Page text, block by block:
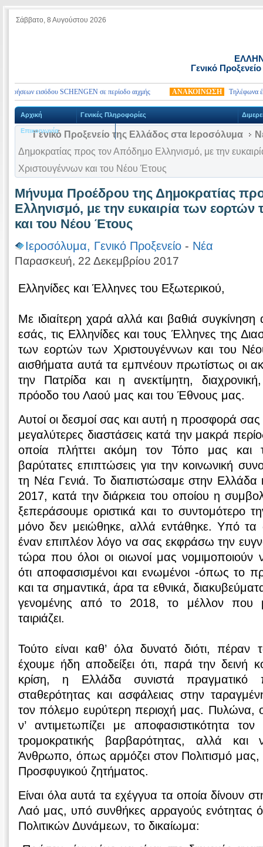
Σάββατο, 8 Αυγούστου 2026
Γενικό
εισόδου SCHENGEN σε περίοδο αιχμής ΑΝΑΚΟΙΝΩΣΗ Τηλέφωνα
Αρχική Γενικές Πληροφορίες
Επικοινωνία
Γενικό Προξενείο της Ελλάδος στα Ιεροσόλυμα
Δημοκρατίας προς τον Απόδημο Ελληνισμό, με την
Χριστουγέννων και του Νέου Έτους
Μήνυμα Προέδρου της Δημοκρατίας
Ελληνισμό, με την ευκαιρία των
και του Νέου Έτους
Ιεροσόλυμα, Γενικό Προξενείο - Νέα
Παρασκευή, 22 Δεκεμβρίου 2017
Ελληνίδες και Έλληνες του Εξωτερικού,
Με ιδιαίτερη χαρά αλλά και βαθιά
εσάς, τις Ελληνίδες και τους Έλληνες της
των εορτών των Χριστουγέννων και του
αισθήματα αυτά τα εμπνέουν πρωτίστως οι
την Πατρίδα και η ανεκτίμητη,
πρόοδο του Λαού μας και του Έθνους μας.
Αυτοί οι δεσμοί σας και αυτή η προσφορά
μεγαλύτερες διαστάσεις κατά την μακρά
οποία πλήττει ακόμη τον Τόπο μας και
βαρύτατες επιπτώσεις για την κοινωνική
τη Νέα Γενιά. Το διαπιστώσαμε στην Ελλάδα
2017, κατά την διάρκεια του οποίου η
ξεπεράσουμε οριστικά και το συντομότερο
μόνο δεν μειώθηκε, αλλά εντάθηκε. Υπό
έναν επιπλέον λόγο να σας εκφράσω την
τώρα που όλοι οι οιωνοί μας νομιμοποιούν
ότι αποφασισμένοι και ενωμένοι -όπως το
και τα σημαντικά, άρα τα εθνικά,
γενομένης από το 2018, το μέλλον που
ταιριάζει.
Τούτο είναι καθ’ όλα δυνατό διότι,
έχουμε ήδη αποδείξει ότι, παρά την δεινή
κρίση, η Ελλάδα συνιστά πραγματικό
σταθερότητας και ασφάλειας στην
τον πόλεμο ευρύτερη περιοχή μας. Πυλώνα, ο
ν’ αντιμετωπίζει με αποφασιστικότητα
τρομοκρατικής βαρβαρότητας, αλλά και
Άνθρωπο, όπως αρμόζει στον Πολιτισμό μας,
Προσφυγικού ζητήματος.
Είναι όλα αυτά τα εχέγγυα τα οποία δίνουν
Λαό μας, υπό συνθήκες αρραγούς ενότητας
Πολιτικών Δυνάμεων, το δικαίωμα: